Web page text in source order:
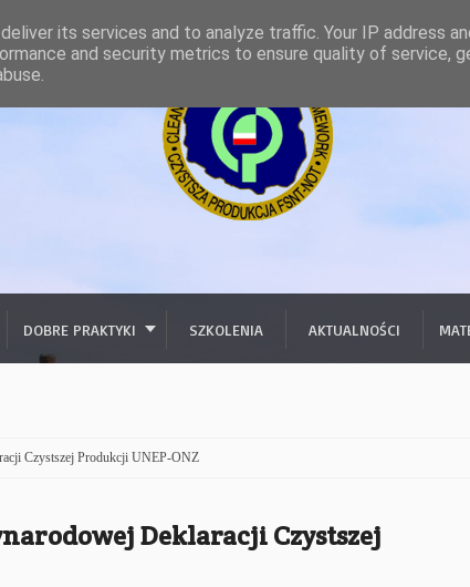
DOBRE PRAKTYKI SZKOLENIA AKTUALNOŚCI
Czystszej Produkcji UNEP-ONZ
Deklaracji Czystszej
its services and to analyze traffic. Your IP address
and security metrics to ensure quality of service,